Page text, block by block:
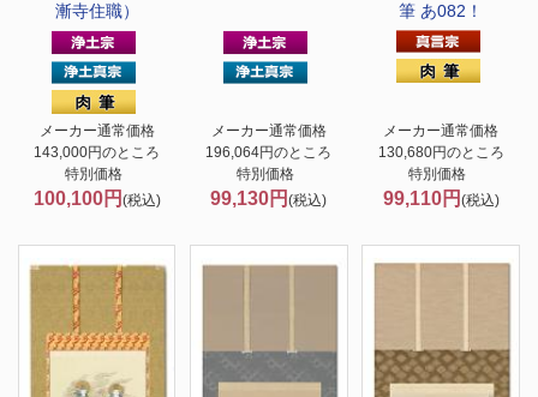
漸寺住職）
メーカー通常価格
143,000円のところ
特別価格
100,100円 (税込)
メーカー通常価格
196,064円のところ
特別価格
99,130円(税込)
筆 あ082！
メーカー通常価格
130,680円のところ
特別価格
99,110円 (税込)